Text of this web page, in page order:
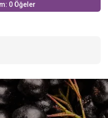
0 Öğeler